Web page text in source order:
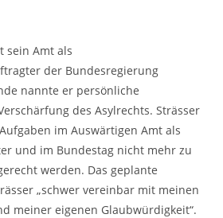
sein Amt als
der Bundesregierung
nannte er persönliche
des Asylrechts. Strässer
im Auswärtigen Amt als
und im Bundestag nicht mehr zu
werden. Das geplante
„schwer vereinbar mit meinen
meiner eigenen Glaubwürdigkeit“.